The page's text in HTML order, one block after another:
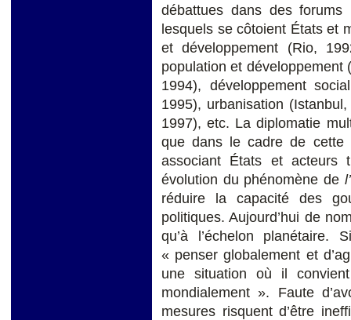
débattues dans des forums
lesquels se côtoient États et
et développement (Rio,
population et développement
1994), développement
1995), urbanisation
1997), etc. La diplomatie
que dans le cadre de cette
associant États et acteurs
évolution du phénomène de
réduire la capacité des
politiques. Aujourd’hui de
qu’à l’échelon
« penser globalement et
une situation où il
mondialement ». Faute
mesures risquent d’être